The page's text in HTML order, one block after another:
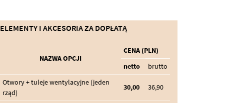
ELEMENTY I AKCESORIA ZA DOPŁATĄ
NAZWA OPCJI
CENA (PLN)
netto
brutto
Otwory + tuleje wentylacyjne (jeden
rząd)
30,00 36,90